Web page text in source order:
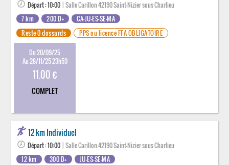
Départ : 10:00 | Salle Carillon 42190 Saint-Nizier sous Charlieu
7 km
200 D+
CA-JU-ES-SE-MA
Reste 0 dossards
PPS ou licence FFA OBLIGATOIRE
Du 20/09/25
Au 28/11/25 23h59
11.00 €
COMPLET
12 km Individuel
Départ : 10:00 | Salle Carillon 42190 Saint-Nizier sous Charlieu
12 km
300 D+
JU-ES-SE-MA